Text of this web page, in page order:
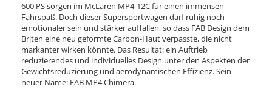
600 PS sorgen im McLaren MP4-12C für einen immensen
Fahrspaß. Doch dieser Supersportwagen darf ruhig noch
emotionaler sein und stärker auffallen, so dass FAB Design dem
Briten eine neu geformte Carbon-Haut verpasste, die nicht
markanter wirken könnte. Das Resultat: ein Auftrieb
reduzierendes und individuelles Design unter den Aspekten der
Gewichtsreduzierung und aerodynamischen Effizienz. Sein
neuer Name: FAB MP4 Chimera.